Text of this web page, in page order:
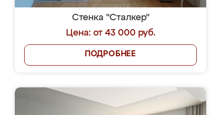
Стенка "Сталкер"
Цена: от 43 000 руб.
ПОДРОБНЕЕ